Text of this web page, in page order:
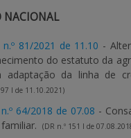
NACIONAL
81/2021 de 11.10 -
do estatuto da
adaptação da linha de
I de 11.10.2021)
64/2018 de 07.08 -
(DR n.º 151 I de